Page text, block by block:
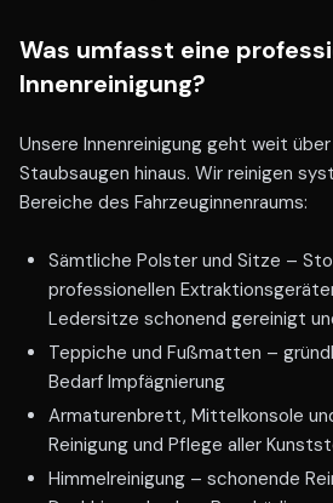
Was umfasst eine
Innenreinigung?
Unsere Innenreinigung geht weit
Staubsaugen hinaus. Wir reinigen
Bereiche des Fahrzeuginnenraums:
Sämtliche Polster und Sitze –
professionellen
Ledersitze schonend gereinigt
Teppiche und Fußmatten –
Bedarf Impfägnierung
Armaturenbrett, Mittelkonsole
Reinigung und Pflege aller
Himmelreinigung – schonende